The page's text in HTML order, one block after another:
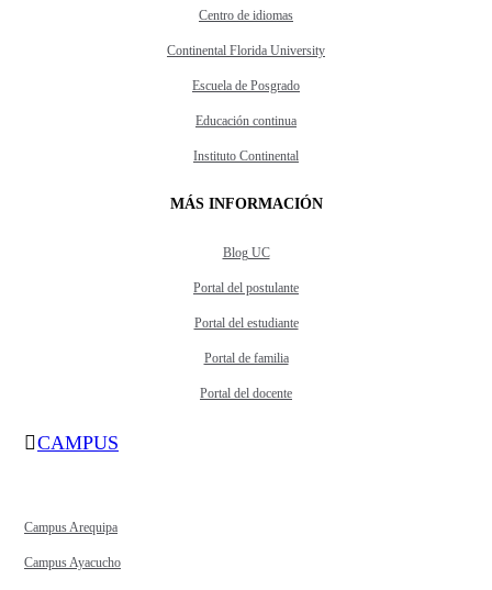
Centro de idiomas
Continental Florida University
Escuela de Posgrado
Educación continua
Instituto Continental
MÁS INFORMACIÓN
Blog UC
Portal del postulante
Portal del estudiante
Portal de familia
Portal del docente
CAMPUS
Campus Arequipa
Campus Ayacucho